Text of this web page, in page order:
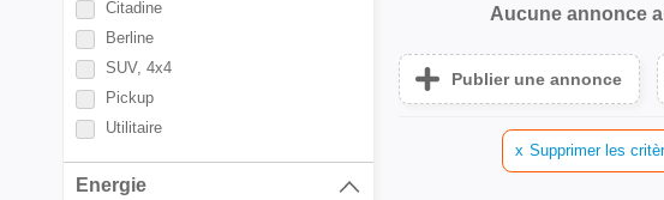
Citadine
Berline
SUV, 4x4
Pickup
Utilitaire
Energie
Aucune annonce
Publier une annonce
x Supprimer les